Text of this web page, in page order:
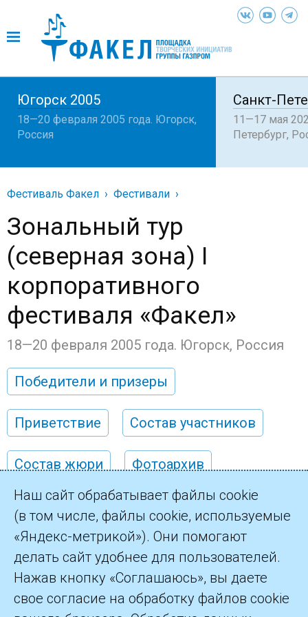
Санкт-
11—17 мая
Петербург,
Югорск 2005
18—20 февраля 2005 года. Югорск,
Россия
Фестиваль Факел Фестивали
Зональный тур
(северная зона) I
корпоративного
фестиваля «Факел»
18—20 февраля 2005 года. Югорск, Россия
Победители и призеры
Приветствие Состав участников
Состав жюри Фотоархив
©2026 ПАО «Газпром»
Контакты
Наш сайт обрабатывает файлы cookie
(в том числе, файлы cookie, используемые
«Яндекс-метрикой»). Они помогают
делать сайт удобнее для пользователей.
Нажав кнопку «Соглашаюсь», вы даете
свое согласие на обработку файлов cookie